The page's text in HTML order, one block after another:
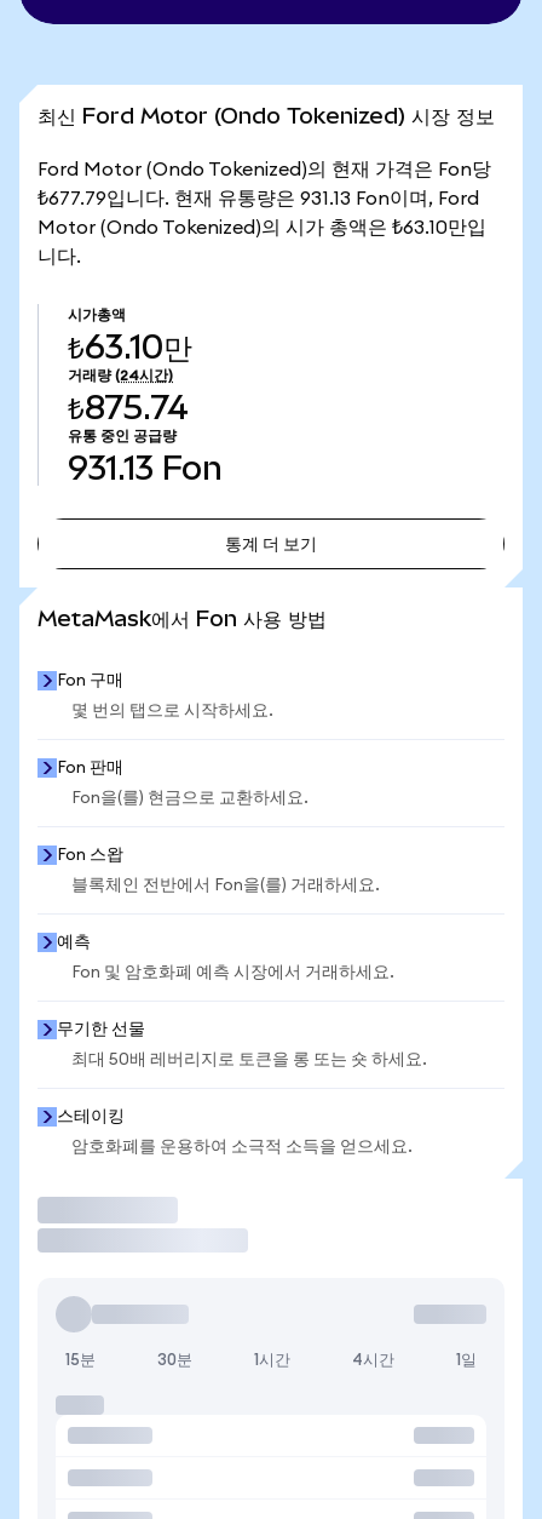
최신 Ford Motor (Ondo Tokenized) 시장 정보
Ford Motor (Ondo Tokenized)의 현재 가격은 Fon당
₺677.79입니다. 현재 유통량은 931.13 Fon이며, Ford
Motor (Ondo Tokenized)의 시가 총액은 ₺63.10만입
니다.
시가총액
₺63.10만
거래량 (24시간)
₺875.74
유통 중인 공급량
931.13 Fon
통계 더 보기
MetaMask에서 Fon 사용 방법
Fon 구매
몇 번의 탭으로 시작하세요.
Fon 판매
Fon을(를) 현금으로 교환하세요.
Fon 스왑
블록체인 전반에서 Fon을(를) 거래하세요.
예측
Fon 및 암호화폐 예측 시장에서 거래하세요.
무기한 선물
최대 50배 레버리지로 토큰을 롱 또는 숏 하세요.
스테이킹
암호화폐를 운용하여 소극적 소득을 얻으세요.
15분 30분 1시간 4시간 1일